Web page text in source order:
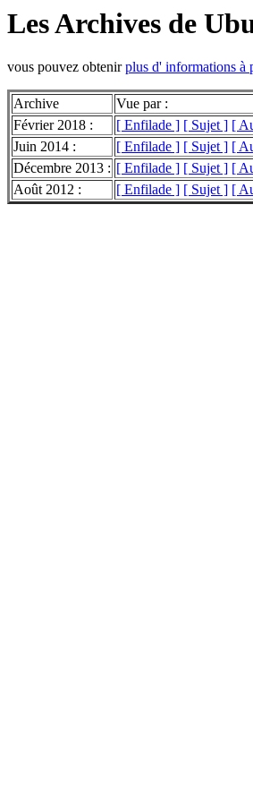
Les Archives de
vous pouvez obtenirplus d' informations à
Archive Vue par :
Février 2018 :
[ Enfilade ] [ Sujet ] [
Juin 2014 :
[ Enfilade ] [ Sujet ] [
Décembre 2013 : [ Enfilade ] [ Sujet ] [
Août 2012 :
[ Enfilade ] [ Sujet ] [